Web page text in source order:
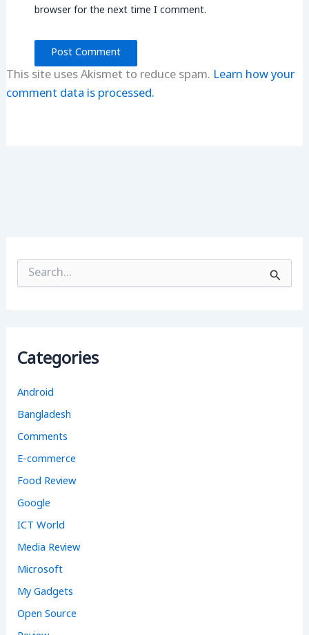
browser for the next time I comment.
This site uses Akismet to reduce spam. Learn how your
comment data is processed.
o
:
Categories
Android
Bangladesh
Comments
E-commerce
Food Review
Google
ICT World
Media Review
Microsoft
My Gadgets
Open Source